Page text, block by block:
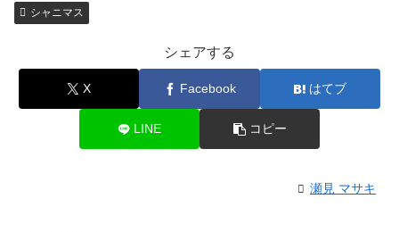
シャニマス
シェアする
X Facebook はてブ
LINE コピー
瀬見 マサキ